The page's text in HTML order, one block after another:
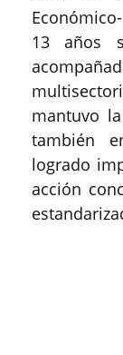
13 años
mantuvo
también
logrado
acción